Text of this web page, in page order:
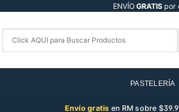
ENVÍO GRATIS por
PASTELERÍA
Envío gratis en RM sobre